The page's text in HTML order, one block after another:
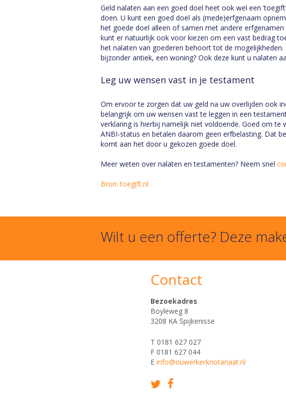
Geld nalaten aan een goed doel heet ook wel een
doen. U kunt een goed doel als (mede)erfgenaam
het goede doel alleen of samen met andere
kunt er natuurlijk ook voor kiezen om een vast bedrag
het nalaten van goederen behoort tot de
bijzonder antiek, een woning? Ook deze kunt u nalaten
Leg uw wensen vast in je testament
Om ervoor te zorgen dat uw geld na uw overlijden ook
belangrijk om uw wensen vast te leggen in een
verklaring is hierbij namelijk niet voldoende. Goed om te
ANBI-status en betalen daarom geen erfbelasting. Dat
komt aan het door u gekozen goede doel.
Meer weten over nalaten en testamenten? Neem snel
Bron: toegift.nl
Wilt u een offerte? Deze
Contact
Bezoekadres
Boyleweg 8
3208 KA Spijkenisse
T 0181 627 027
F 0181 627 044
E info@ouwerkerknotariaat.nl